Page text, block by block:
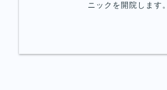
ニックを開院します。